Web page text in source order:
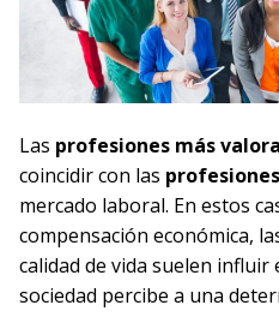
Las profesiones más
coincidir con las
mercado laboral. En estos
compensación económica,
calidad de vida suelen influir
sociedad percibe a una